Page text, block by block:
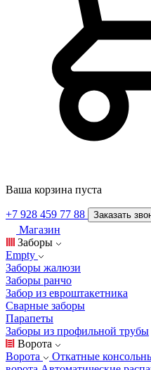
Ваша корзина пуста
+7 928 459 77 88 Заказать
Магазин
Заборы
Empty
Заборы жалюзи
Заборы ранчо
Забор из евроштакетника
Сварные заборы
Парапеты
Заборы из профильной трубы
Ворота
Ворота
Откатные